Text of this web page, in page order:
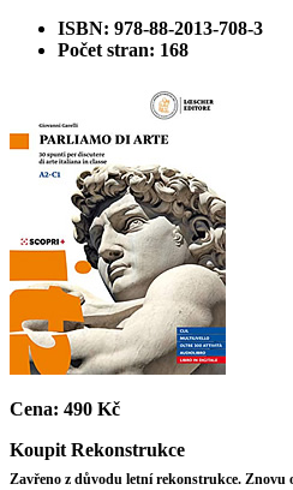
ISBN: 978-88-2013-708-3
Počet stran: 168
Cena: 490 Kč
Koupit Rekonstrukce
Zavřeno z důvodu letní rekonstrukce. Znovu